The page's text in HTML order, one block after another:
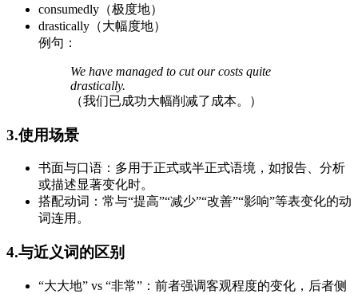
consumedly（极度地）
drastically（大幅度地）
例句：
We have managed to cut our costs quite
drastically.
（我们已成功大幅削减了成本。）
3.使用场景
书面与口语：多用于正式或半正式语境，如报告、分析
或描述显著变化时。
搭配动词：常与“提高”“减少”“改善”“影响”等表变化的动
词连用。
4.与近义词的区别
“大大地” vs “非常”：前者强调客观程度的变化，后者侧